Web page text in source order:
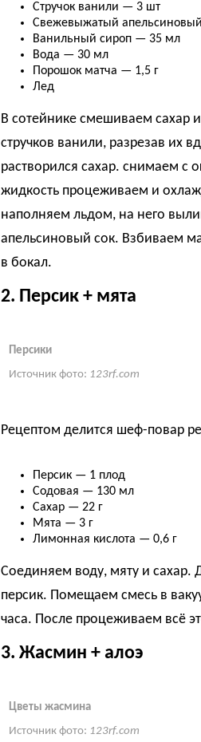
Стручок ванили — 3 шт
Свежевыжатый
Ванильный сироп — 35 мл
Вода — 30 мл
Порошок матча — 1,5 г
Лед
В сотейнике смешиваем сахар
стручков ванили, разрезав их
растворился сахар. снимаем с
жидкость процеживаем и
наполняем льдом, на него
апельсиновый сок. Взбиваем
в бокал.
2. Персик + мята
Персики
Источник фото: 123rf.com
Рецептом делится шеф-повар
Персик — 1 плод
Содовая — 130 мл
Сахар — 22 г
Мята — 3 г
Лимонная кислота — 0,6 г
Соединяем воду, мяту и сахар.
персик. Помещаем смесь в
часа. После процеживаем всё
3. Жасмин + алоэ
Цветы жасмина
Источник фото: 123rf.com